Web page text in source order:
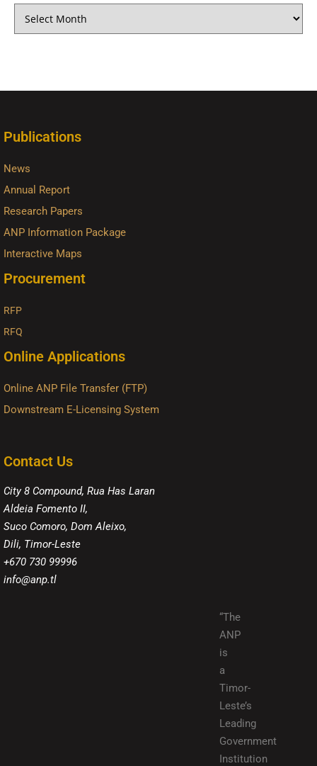
Publications
News
Annual Report
Research Papers
ANP Information Package
Interactive Maps
Procurement
RFP
RFQ
Online Applications
Online ANP File Transfer (FTP)
Downstream E-Licensing System
Contact Us
City 8 Compound, Rua Has Laran
Aldeia Fomento II,
Suco Comoro, Dom Aleixo,
Dili, Timor-Leste
+670 730 99996
info@anp.tl
“The
ANP
is
a
Timor-
Leste’s
Leading
Government
Institution